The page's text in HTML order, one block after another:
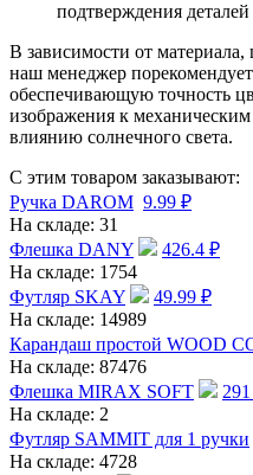
подтверждения деталей
В зависимости от
наш менеджер
обеспечивающую точность
изображения к
влиянию солнечного света.
С этим товаром заказывают:
Ручка DAROM 9.99 ₽
На складе: 31
Флешка DANY
426.4 ₽
На складе: 1754
Футляр SKAY
49.99 ₽
На складе: 14989
Карандаш простой WOOD
На складе: 87476
Флешка MIRAX SOFT
291
На складе: 2
Футляр SAMMIT для 1 ручки
На складе: 4728